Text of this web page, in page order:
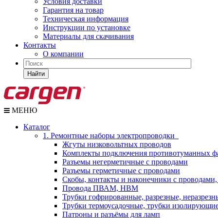
Гарантия на товар
Техническая информация
Инструкции по установке
Материалы для скачивания
Контакты
О компании
Найти
МЕНЮ
Каталог
1. Ремонтные наборы электропроводки
Жгуты низковольтных проводов
Комплекты подключения противотуманных
Разъемы негерметичные с проводами
Разъемы герметичные с проводами
Скобы, контакты и наконечники с проводами,
Провода ПВАМ, НВМ
Трубки гофрированные, разрезные,
Трубки термоусадочные, трубки
Патроны и разъёмы для ламп